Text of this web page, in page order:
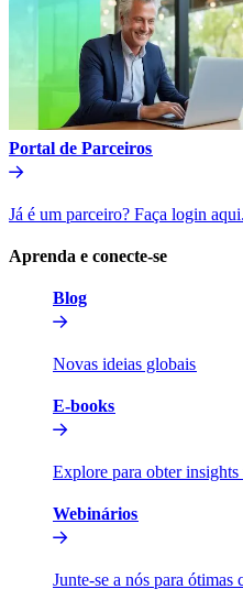
Portal de Parceiros​​
Já é um parceiro? Faça login aqui.​​
Aprenda e conecte-se​​
Blog​​
Novas ideias globais​​
E-books​​
Explore para obter insights
Webinários​​
Junte-se a nós para ótimas